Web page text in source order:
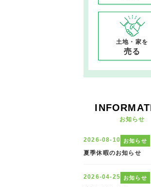
土地・家を
売る
お知らせ